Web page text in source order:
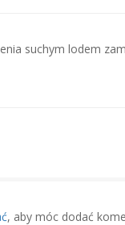
suchym lodem
, aby móc dodać